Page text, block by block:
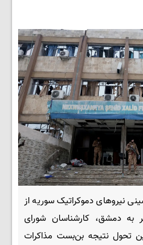
نیروهای دموکراتیک سوریه از
دمشق، کارشناسان شورای
تحول نتیجه بن‌بست مذاکرات